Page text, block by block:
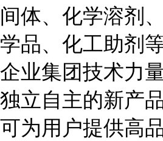
间体、化学溶剂
学品、化工助剂
企业集团技术力
独立自主的新产
可为用户提供高